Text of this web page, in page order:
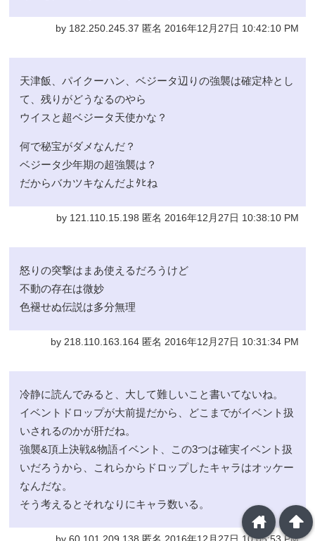
by 182.250.245.37 匿名 2016年12月27日 10:42:10 PM
天津飯、パイクーハン、ベジータ辺りの強襲は確定枠とし
て、残りがどうなるのやら
ウイスと超ベジータ天使かな？
何で秘宝がダメなんだ？
ベジータ少年期の超強襲は？
だからバカツキなんだよﾀﾋね
by 121.110.15.198 匿名 2016年12月27日 10:38:10 PM
怒りの突撃はまあ使えるだろうけど
不動の存在は微妙
色褪せぬ伝説は多分無理
by 218.110.163.164 匿名 2016年12月27日 10:31:34 PM
冷静に読んでみると、大して難しいこと書いてないね。
イベントドロップが大前提だから、どこまでがイベント扱
いされるのかが肝だね。
強襲&頂上決戦&物語イベント、この3つは確実イベント扱
いだろうから、これらからドロップしたキャラはオッケー
なんだな。
そう考えるとそれなりにキャラ数いる。
arrowup
home